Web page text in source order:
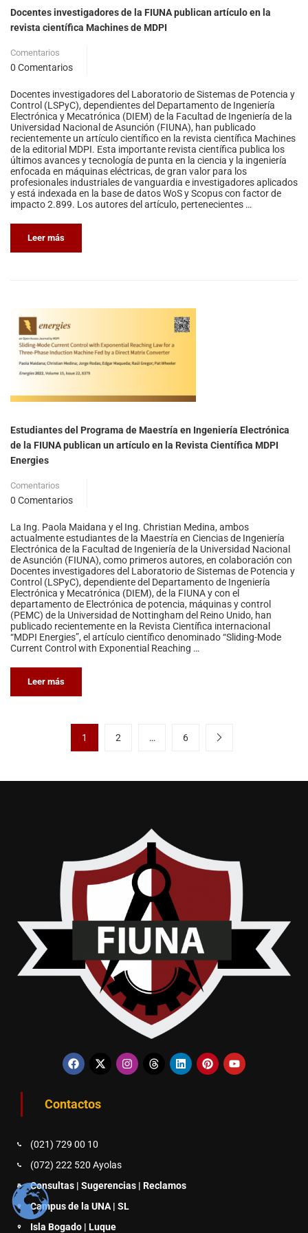
Docentes investigadores de la FIUNA publican artículo en la
revista científica Machines de MDPI
Comentarios
0 Comentarios
Docentes investigadores del Laboratorio de Sistemas de Potencia y
Control (LSPyC), dependientes del Departamento de Ingeniería
Electrónica y Mecatrónica (DIEM) de la Facultad de Ingeniería de la
Universidad Nacional de Asunción (FIUNA), han publicado
recientemente un artículo científico en la revista científica Machines
de la editorial MDPI. Esta importante revista científica publica los
últimos avances y tecnología de punta en la ciencia y la ingeniería
enfocada en máquinas eléctricas, de gran valor para los
profesionales industriales de vanguardia e investigadores aplicados
y está indexada en la base de datos WoS y Scopus con factor de
impacto 2.899. Los autores del artículo, pertenecientes …
Leer más
Estudiantes del Programa de Maestría en Ingeniería Electrónica
de la FIUNA publican un artículo en la Revista Científica MDPI
Energies
Comentarios
0 Comentarios
La Ing. Paola Maidana y el Ing. Christian Medina, ambos
actualmente estudiantes de la Maestría en Ciencias de Ingeniería
Electrónica de la Facultad de Ingeniería de la Universidad Nacional
de Asunción (FIUNA), como primeros autores, en colaboración con
Docentes investigadores del Laboratorio de Sistemas de Potencia y
Control (LSPyC), dependiente del Departamento de Ingeniería
Electrónica y Mecatrónica (DIEM), de la FIUNA y con el
departamento de Electrónica de potencia, máquinas y control
(PEMC) de la Universidad de Nottingham del Reino Unido, han
publicado recientemente en la Revista Científica internacional
“MDPI Energies”, el artículo científico denominado “Sliding-Mode
Current Control with Exponential Reaching …
Leer más
1 2 … 6
Contactos
(021) 729 00 10
(072) 222 520 Ayolas
Consultas | Sugerencias | Reclamos
Campus de la UNA | SL
Isla Bogado | Luque